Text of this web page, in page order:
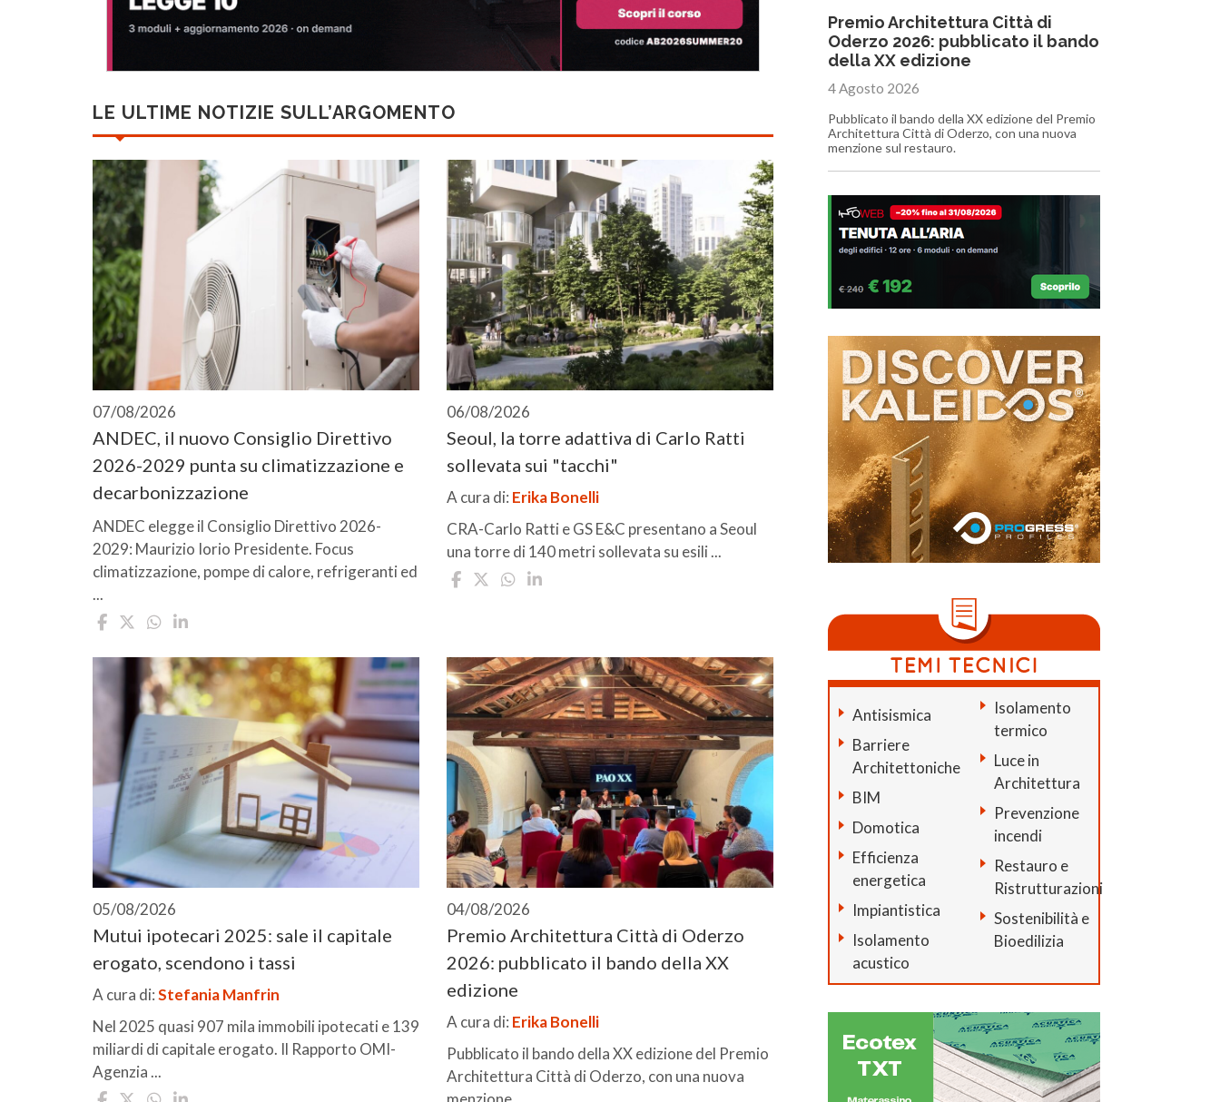
LE ULTIME NOTIZIE SULL’ARGOMENTO
07/08/2026
ANDEC, il nuovo Consiglio Direttivo
2026-2029 punta su climatizzazione e
decarbonizzazione
ANDEC elegge il Consiglio Direttivo 2026-
2029: Maurizio Iorio Presidente. Focus
climatizzazione, pompe di calore, refrigeranti ed
...
06/08/2026
Seoul, la torre adattiva di Carlo Ratti
sollevata sui "tacchi"
A cura di: Erika Bonelli
CRA-Carlo Ratti e GS E&C presentano a Seoul
una torre di 140 metri sollevata su esili ...
05/08/2026
Mutui ipotecari 2025: sale il capitale
erogato, scendono i tassi
A cura di:Stefania Manfrin
Nel 2025 quasi 907 mila immobili ipotecati e 139
miliardi di capitale erogato. Il Rapporto OMI-
Agenzia ...
04/08/2026
Premio Architettura Città di Oderzo
2026: pubblicato il bando della XX
edizione
A cura di: Erika Bonelli
Pubblicato il bando della XX edizione del Premio
Architettura Città di Oderzo, con una nuova
Premio Architettura Città di
Oderzo 2026: pubblicato il bando
della XX edizione
4 Agosto 2026
Pubblicato il bando della XX edizione del Premio
Architettura Città di Oderzo, con una nuova
menzione sul restauro.
Antisismica
Barriere
Architettoniche
BIM
Domotica
Efficienza
energetica
Impiantistica
Isolamento
acustico
Isolamento
termico
Luce in
Architettura
Prevenzione
incendi
Restauro e
Ristrutturazioni
Sostenibilità e
Bioedilizia